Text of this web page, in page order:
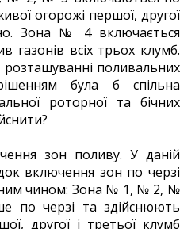
огорожі першої, другої
Зона № 4 включається
газонів всіх трьох клумб.
поливальних
була б спільна
роторної та бічних
зон поливу. У даній
включення зон по черзі
чином: Зона № 1, № 2, №
по черзі та здійснюють
другої і третьої клумб